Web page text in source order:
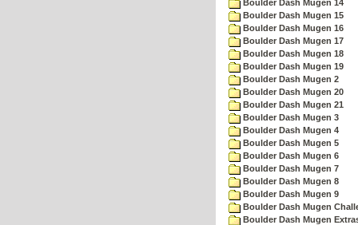
Boulder Dash Mugen 14
Boulder Dash Mugen 15
Boulder Dash Mugen 16
Boulder Dash Mugen 17
Boulder Dash Mugen 18
Boulder Dash Mugen 19
Boulder Dash Mugen 2
Boulder Dash Mugen 20
Boulder Dash Mugen 21
Boulder Dash Mugen 3
Boulder Dash Mugen 4
Boulder Dash Mugen 5
Boulder Dash Mugen 6
Boulder Dash Mugen 7
Boulder Dash Mugen 8
Boulder Dash Mugen 9
Boulder Dash Mugen
Boulder Dash Mugen